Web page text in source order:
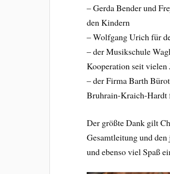
– Gerda Bender und
den Kindern
– Wolfgang Urich für
– der Musikschule
Kooperation seit vielen
– der Firma Barth
Bruhrain-Kraich-Hardt
Der größte Dank gilt
Gesamtleitung und
und ebenso viel Spaß